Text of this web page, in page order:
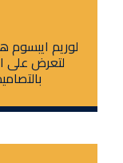
لوريم
لتعرض على